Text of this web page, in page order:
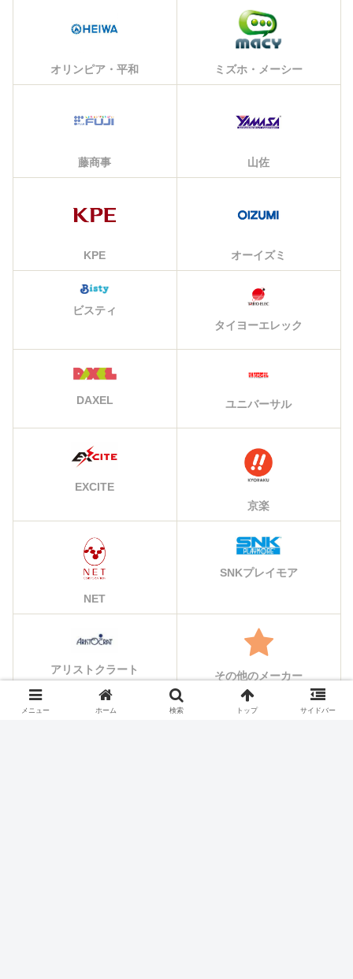
オリンピア・平和 ミズホ・メーシー
藤商事 山佐
KPE オーイズミ
ビスティ
タイヨーエレック
DAXEL ユニバーサル
EXCITE
京楽
NET
SNKプレイモア
アリストクラート その他のメーカー
メニュー ホーム 検索 トップ サイドバー